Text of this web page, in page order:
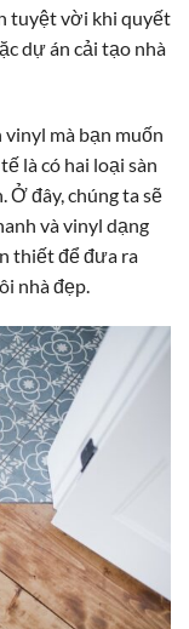
tuyệt vời khi quyết
dự án cải tạo nhà
mà bạn muốn
là có hai loại sàn
Ở đây, chúng ta sẽ
và vinyl dạng
thiết để đưa ra
nhà đẹp.